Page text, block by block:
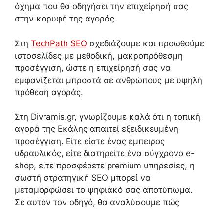
όχημα που θα οδηγήσει την επιχείρησή σας
στην κορυφή της αγοράς.
Στη TechPath SEO σχεδιάζουμε και προωθούμε
ιστοσελίδες με μεθοδική, μακροπρόθεσμη
προσέγγιση, ώστε η επιχείρησή σας να
εμφανίζεται μπροστά σε ανθρώπους με υψηλή
πρόθεση αγοράς.
Στη Divramis.gr, γνωρίζουμε καλά ότι η τοπική
αγορά της Εκάλης απαιτεί εξειδικευμένη
προσέγγιση. Είτε είστε ένας έμπειρος
υδραυλικός, είτε διατηρείτε ένα σύγχρονο e-
shop, είτε προσφέρετε premium υπηρεσίες, η
σωστή στρατηγική SEO μπορεί να
μεταμορφώσει το ψηφιακό σας αποτύπωμα.
Σε αυτόν τον οδηγό, θα αναλύσουμε πώς